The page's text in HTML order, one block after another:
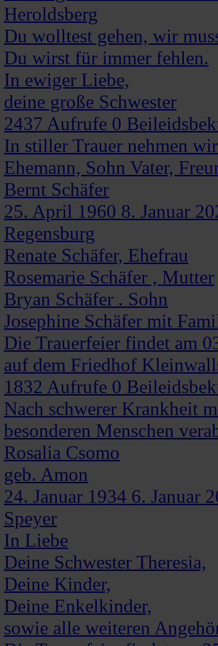
Heroldsberg
Du wolltest gehen, wir
Du wirst für immer fehlen.
In ewiger Liebe,
deine große Schwester
2437 Aufrufe 0
In stiller Trauer nehmen
Ehemann, Sohn Vater,
Bernt Schäfer
25. April 1960 8. Januar
Regensburg
Renate Schäfer, Ehefrau
Rosemarie Schäfer , Mutter
Bryan Schäfer . Sohn
Josephine Schäfer mit
Die Trauerfeier findet am
auf dem Friedhof
1832 Aufrufe 0
Nach schwerer Krankheit
besonderen Menschen
Rosalia Csomo
geb. Amon
24. Januar 1934 6. Januar
Speyer
In Liebe
Deine Schwester Theresia,
Deine Kinder,
Deine Enkelkinder,
sowie alle weiteren